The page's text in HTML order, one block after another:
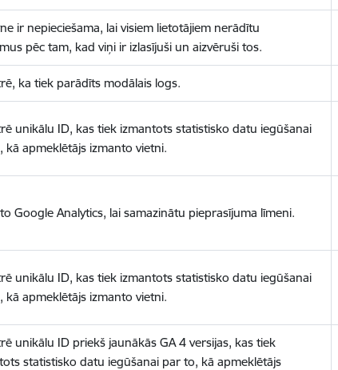
ir nepieciešama, lai visiem lietotājiem nerādītu
pēc tam, kad viņi ir izlasījuši un aizvēruši tos.
ka tiek parādīts modālais logs.
unikālu ID, kas tiek izmantots statistisko datu iegūšanai
kā apmeklētājs izmanto vietni.
Google Analytics, lai samazinātu pieprasījuma līmeni.
unikālu ID, kas tiek izmantots statistisko datu iegūšanai
kā apmeklētājs izmanto vietni.
unikālu ID priekš jaunākās GA 4 versijas, kas tiek
statistisko datu iegūšanai par to, kā apmeklētājs